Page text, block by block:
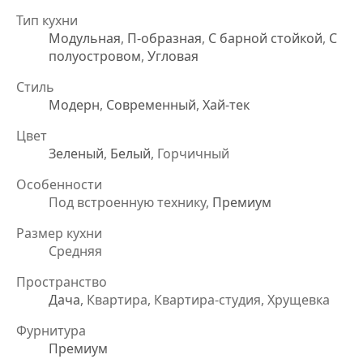
Тип кухни
Модульная, П-образная, С барной стойкой, С
полуостровом, Угловая
Стиль
Модерн, Современный, Хай-тек
Цвет
Зеленый, Белый, Горчичный
Особенности
Под встроенную технику, Премиум
Размер кухни
Средняя
Пространство
Дача, Квартира, Квартира-студия, Хрущевка
Фурнитура
Премиум